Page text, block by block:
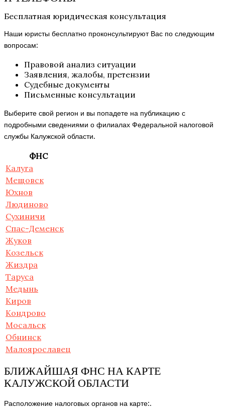
Бесплатная юридическая консультация
Наши юристы бесплатно проконсультируют Вас по следующим
вопросам:
Правовой анализ ситуации
Заявления, жалобы, претензии
Судебные документы
Письменные консультации
Выберите свой регион и вы попадете на публикацию с
подробными сведениями о филиалах Федеральной налоговой
службы Калужской области.
ФНС
Калуга
Мещовск
Юхнов
Людиново
Сухиничи
Спас-Деменск
Жуков
Козельск
Жиздра
Таруса
Медынь
Киров
Кондрово
Мосальск
Обнинск
Малоярославец
БЛИЖАЙШАЯ ФНС НА КАРТЕ
КАЛУЖСКОЙ ОБЛАСТИ
Расположение налоговых органов на карте:.